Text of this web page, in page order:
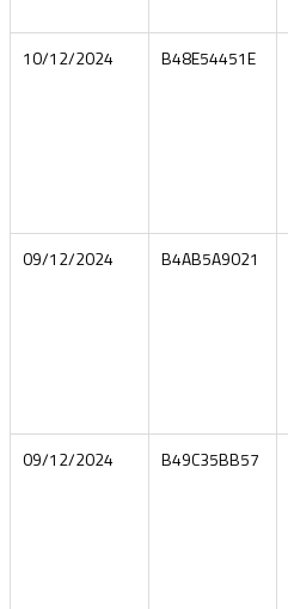
10/12/2024 B48E54451E
09/12/2024 B4AB5A9021
09/12/2024 B49C35BB57